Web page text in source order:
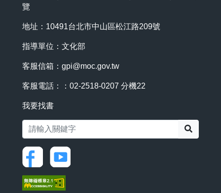
覽
地址：10491台北市中山區松江路209號
指導單位：文化部
客服信箱： gpi@moc.gov.tw
客服電話：：02-2518-0207 分機22
我要找書